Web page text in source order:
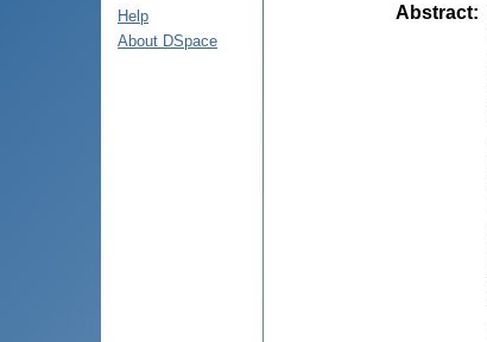
Help
About DSpace
Abstract: